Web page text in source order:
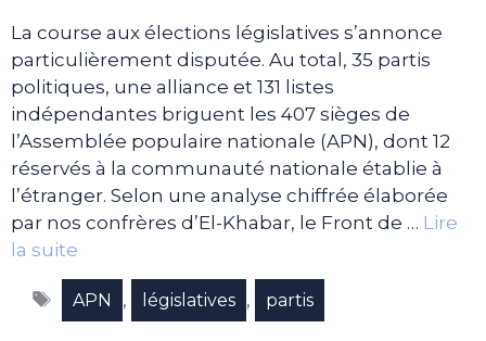
La course aux élections législatives s’annonce
particulièrement disputée. Au total, 35 partis
politiques, une alliance et 131 listes
indépendantes briguent les 407 sièges de
l’Assemblée populaire nationale (APN), dont 12
réservés à la communauté nationale établie à
l’étranger. Selon une analyse chiffrée élaborée
par nos confrères d’El-Khabar, le Front de … Lire
la suite
Étiquettes
APN , législatives , partis